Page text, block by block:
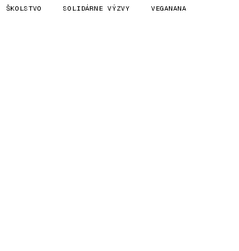
ŠKOLSTVO SOLIDÁRNE VÝZVY VEGANANA